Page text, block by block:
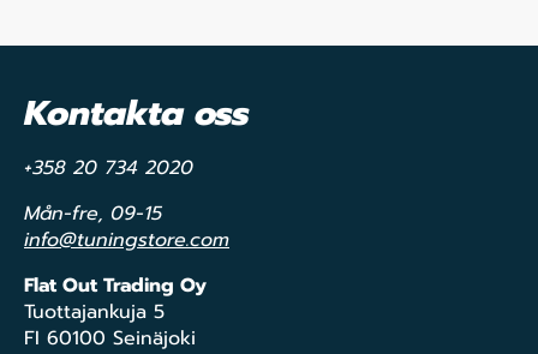
Kontakta oss
+358 20 734 2020
Mån-fre, 09-15
info@tuningstore.com
Flat Out Trading Oy
Tuottajankuja 5
FI 60100 Seinäjoki